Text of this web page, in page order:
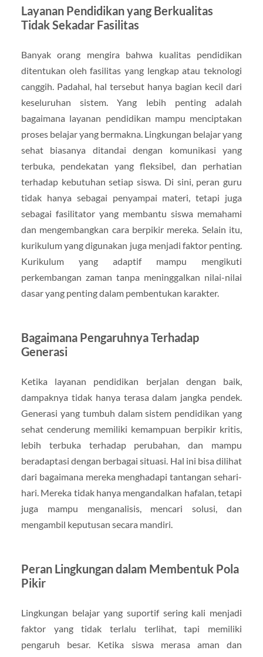
Layanan Pendidikan yang Berkualitas
Tidak Sekadar Fasilitas
Banyak orang mengira bahwa kualitas pendidikan
ditentukan oleh fasilitas yang lengkap atau teknologi
canggih. Padahal, hal tersebut hanya bagian kecil dari
keseluruhan sistem. Yang lebih penting adalah
bagaimana layanan pendidikan mampu menciptakan
proses belajar yang bermakna. Lingkungan belajar yang
sehat biasanya ditandai dengan komunikasi yang
terbuka, pendekatan yang fleksibel, dan perhatian
terhadap kebutuhan setiap siswa. Di sini, peran guru
tidak hanya sebagai penyampai materi, tetapi juga
sebagai fasilitator yang membantu siswa memahami
dan mengembangkan cara berpikir mereka. Selain itu,
kurikulum yang digunakan juga menjadi faktor penting.
Kurikulum yang adaptif mampu mengikuti
perkembangan zaman tanpa meninggalkan nilai-nilai
dasar yang penting dalam pembentukan karakter.
Bagaimana Pengaruhnya Terhadap
Generasi
Ketika layanan pendidikan berjalan dengan baik,
dampaknya tidak hanya terasa dalam jangka pendek.
Generasi yang tumbuh dalam sistem pendidikan yang
sehat cenderung memiliki kemampuan berpikir kritis,
lebih terbuka terhadap perubahan, dan mampu
beradaptasi dengan berbagai situasi. Hal ini bisa dilihat
dari bagaimana mereka menghadapi tantangan sehari-
hari. Mereka tidak hanya mengandalkan hafalan, tetapi
juga mampu menganalisis, mencari solusi, dan
mengambil keputusan secara mandiri.
Peran Lingkungan dalam Membentuk Pola
Pikir
Lingkungan belajar yang suportif sering kali menjadi
faktor yang tidak terlalu terlihat, tapi memiliki
pengaruh besar. Ketika siswa merasa aman dan